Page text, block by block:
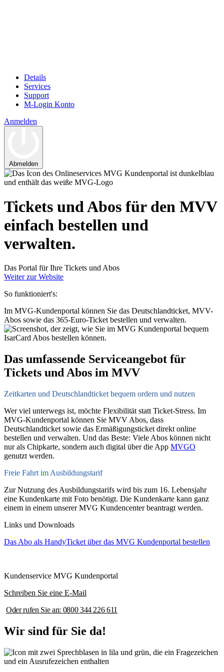
Details
Services
Support
M-Login Konto
Anmelden
Abmelden
Tickets und Abos für den MVV
einfach bestellen und
verwalten.
Das Portal für Ihre Tickets und Abos
Weiter zur Website
So funktioniert's:
Im MVG-Kundenportal können Sie das Deutschlandticket, MVV-
Abos sowie das 365-Euro-Ticket bestellen und verwalten.
Das umfassende Serviceangebot für
Tickets und Abos im MVV
Zeitkarten und Deutschlandticket bequem ordern und nutzen
Wer viel unterwegs ist, möchte Flexibilität statt Ticket-Stress. Im
MVG-Kundenportal können Sie MVV Abos, dass
Deutschlandticket sowie das Ermäßigungsticket direkt online
bestellen und verwalten. Und das Beste: Viele Abos können nicht
nur als Chipkarte, sondern auch digital über die App MVGO
genutzt werden.
Freie Fahrt im Ausbildungstarif
Zur Nutzung des Ausbildungstarifs wird bis zum 16. Lebensjahr
eine Kundenkarte mit Foto benötigt. Die Kundenkarte kann ganz
einem in einem unserer MVG Kundencenter beantragt werden.
Links und Downloads
Das Abo als HandyTicket über das MVG Kundenportal bestellen
Kundenservice MVG Kundenportal
Schreiben Sie eine E-Mail
Oder rufen Sie an: 0800 344 226 611
Wir sind für Sie da!